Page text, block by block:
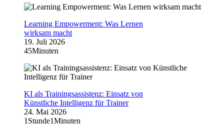
Learning Empowerment: Was Lernen
wirksam macht
19. Juli 2026
45Minuten
KI als Trainingsassistenz: Einsatz von
Künstliche Intelligenz für Trainer
24. Mai 2026
1Stunde1Minuten